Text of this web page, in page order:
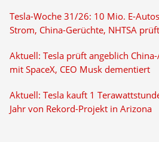
Tesla-Woche 31/26: 10 Mio. E-
Strom, China-Gerüchte, NHTSA prüft
Aktuell: Tesla prüft angeblich
mit SpaceX, CEO Musk dementiert
Aktuell: Tesla kauft 1
Jahr von Rekord-Projekt in Arizona